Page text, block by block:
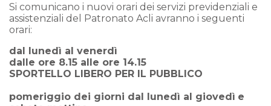
Si comunicano i nuovi orari dei servizi previdenziali e
assistenziali del Patronato Acli avranno i seguenti
orari:
dal lunedì al venerdì
dalle ore 8.15 alle ore 14.15
SPORTELLO LIBERO PER IL PUBBLICO
pomeriggio dei giorni dal lunedì al giovedì e